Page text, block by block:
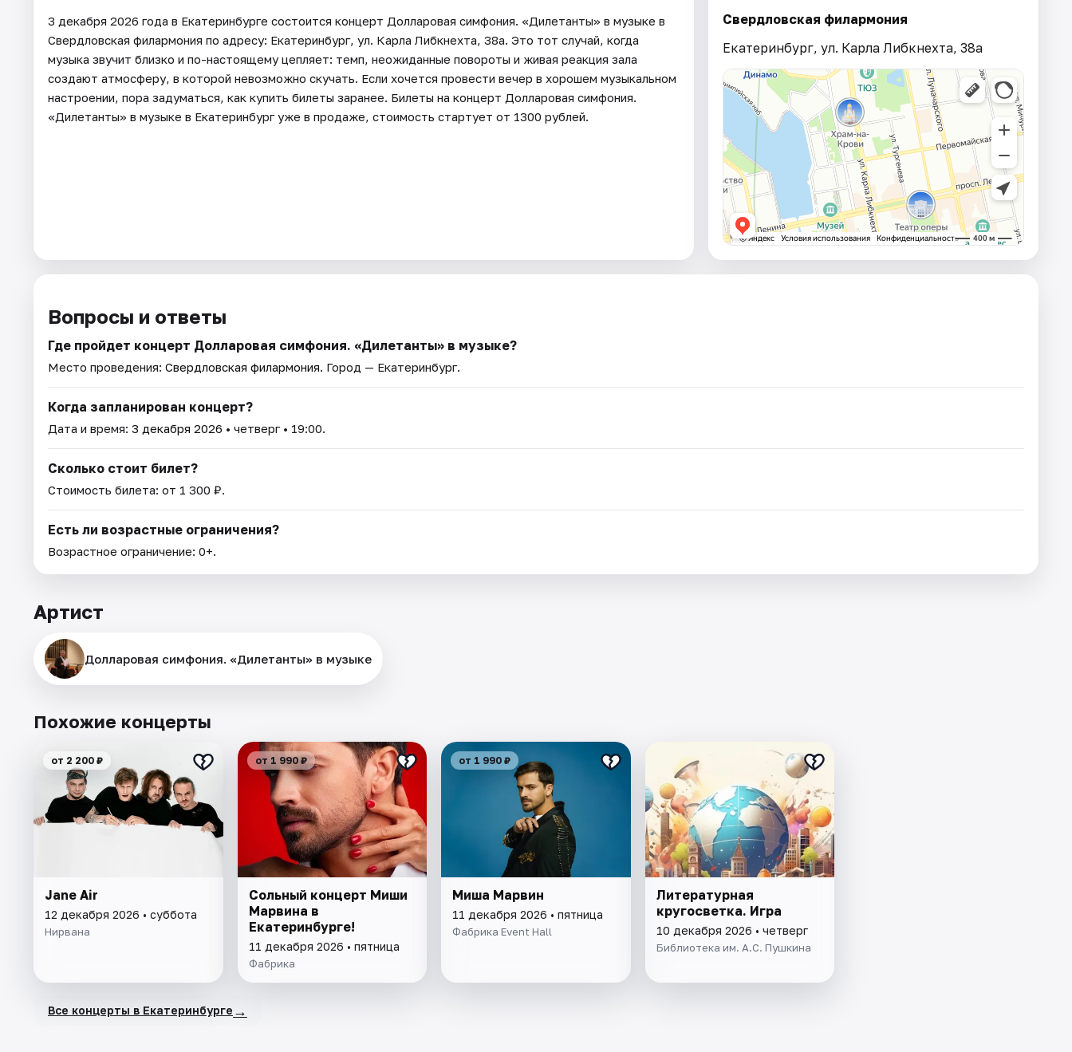
3 декабря 2026 года в Екатеринбурге состоится концерт Долларовая симфония. «Дилетанты» в музыке в
Свердловская филармония по адресу: Екатеринбург, ул. Карла Либкнехта, 38а. Это тот случай, когда
музыка звучит близко и по-настоящему цепляет: темп, неожиданные повороты и живая реакция зала
создают атмосферу, в которой невозможно скучать. Если хочется провести вечер в хорошем музыкальном
настроении, пора задуматься, как купить билеты заранее. Билеты на концерт Долларовая симфония.
«Дилетанты» в музыке в Екатеринбург уже в продаже, стоимость стартует от 1300 рублей.
Свердловская филармония
Екатеринбург, ул. Карла Либкнехта, 38а
Вопросы и ответы
Где пройдет концерт Долларовая симфония. «Дилетанты» в музыке?
Место проведения: Свердловская филармония. Город — Екатеринбург.
Когда запланирован концерт?
Дата и время: 3 декабря 2026 • четверг • 19:00.
Сколько стоит билет?
Стоимость билета: от 1 300 ₽.
Есть ли возрастные ограничения?
Возрастное ограничение: 0+.
Артист
Долларовая симфония. «Дилетанты» в музыке
Похожие концерты
от 2 200 ₽
Jane Air
12 декабря 2026 • суббота
Нирвана
от 1 990 ₽
Сольный концерт Миши
Марвина в
Екатеринбурге!
11 декабря 2026 • пятница
Фабрика
от 1 990 ₽
Миша Марвин
11 декабря 2026 • пятница
Фабрика Event Hall
Литературная
кругосветка. Игра
10 декабря 2026 • четверг
Библиотека им. А.С. Пушкина
Все концерты в Екатеринбурге →